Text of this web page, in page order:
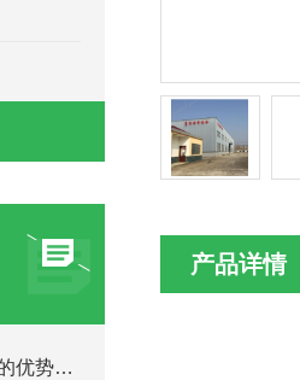
电子地磅秤带有视频监控的优势和重要性
产品详情